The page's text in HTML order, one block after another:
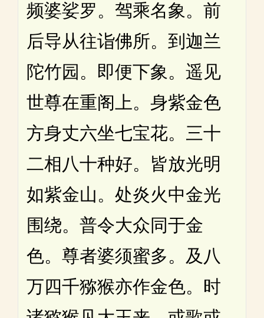
频婆娑罗。驾乘名象。前
后导从往诣佛所。到迦兰
陀竹园。即便下象。遥见
世尊在重阁上。身紫金色
方身丈六坐七宝花。三十
二相八十种好。皆放光明
如紫金山。处炎火中金光
围绕。普令大众同于金
色。尊者婆须蜜多。及八
万四千猕猴亦作金色。时